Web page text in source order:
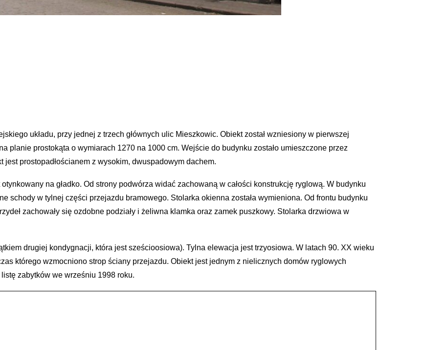
układu, przy jednej z trzech głównych ulic Mieszkowic. Obiekt został wzniesiony w pierwszej
planie prostokąta o wymiarach 1270 na 1000 cm. Wejście do budynku zostało umieszczone przez
prostopadłościanem z wysokim, dwuspadowym dachem.
na gładko. Od strony podwórza widać zachowaną w całości konstrukcję ryglową. W budynku
schody w tylnej części przejazdu bramowego. Stolarka okienna została wymieniona. Od frontu budynku
zachowały się ozdobne podziały i żeliwna klamka oraz zamek puszkowy. Stolarka drzwiowa w
drugiej kondygnacji, która jest sześcioosiowa). Tylna elewacja jest trzyosiowa. W latach 90. XX wieku
którego wzmocniono strop ściany przejazdu. Obiekt jest jednym z nielicznych domów ryglowych
zabytków we wrześniu 1998 roku.